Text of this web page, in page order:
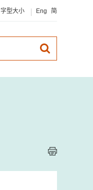
字型大小 Eng 简